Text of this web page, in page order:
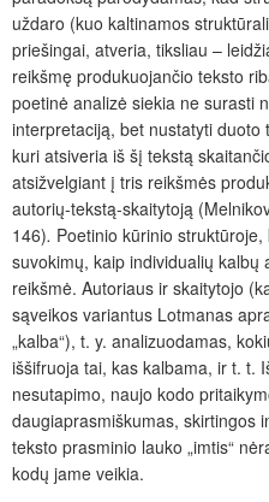
uždaro (kuo kaltinamos
priešingai, atveria, tiksliau –
reikšmę produkuojančio teksto
poetinė analizė siekia ne surasti
interpretaciją, bet nustatyti
kuri atsiveria iš šį tekstą
atsižvelgiant į tris reikšmės
autorių-tekstą-skaitytoją
146). Poetinio kūrinio
suvokimų, kaip individualių kalbų
reikšmė. Autoriaus ir skaitytojo
sąveikos variantus Lotmanas
„kalba“), t. y. analizuodamas,
iššifruoja tai, kas kalbama, ir t. t.
nesutapimo, naujo kodo
daugiaprasmiškumas, skirtingos
teksto prasminio lauko „imtis“
kodų jame veikia.